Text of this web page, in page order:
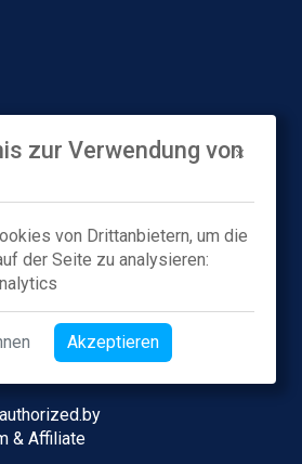
Status
& Affiliate
zur Verwendung von
von Drittanbietern, um die
der Seite zu analysieren:
Akzeptieren